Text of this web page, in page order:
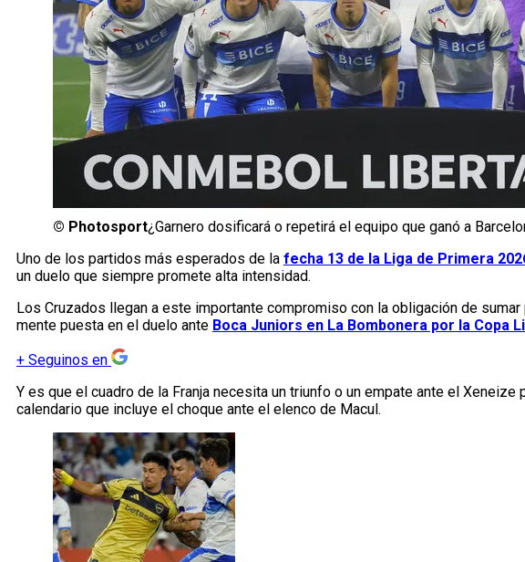
© Photosport¿Garnero dosificará o repetirá el equipo que ganó a
Uno de los partidos más esperados de la fecha 13 de la Liga de Primera
un duelo que siempre promete alta intensidad.
Los Cruzados llegan a este importante compromiso con la obligación de
mente puesta en el duelo ante Boca Juniors en La Bombonera por la Copa
+ Seguinos en
Y es que el cuadro de la Franja necesita un triunfo o un empate ante el
calendario que incluye el choque ante el elenco de Macul.